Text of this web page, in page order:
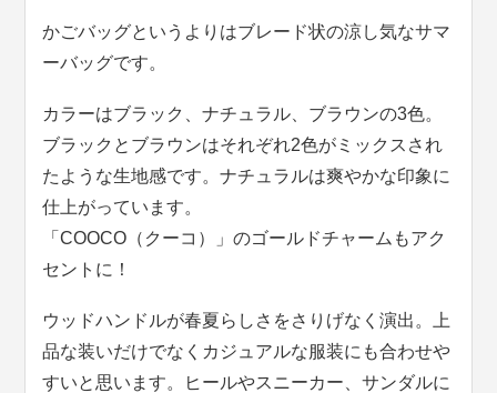
かごバッグというよりはブレード状の涼し気なサマ
ーバッグです。
カラーはブラック、ナチュラル、ブラウンの3色。
ブラックとブラウンはそれぞれ2色がミックスされ
たような生地感です。ナチュラルは爽やかな印象に
仕上がっています。
「COOCO（クーコ）」のゴールドチャームもアク
セントに！
ウッドハンドルが春夏らしさをさりげなく演出。上
品な装いだけでなくカジュアルな服装にも合わせや
すいと思います。ヒールやスニーカー、サンダルに